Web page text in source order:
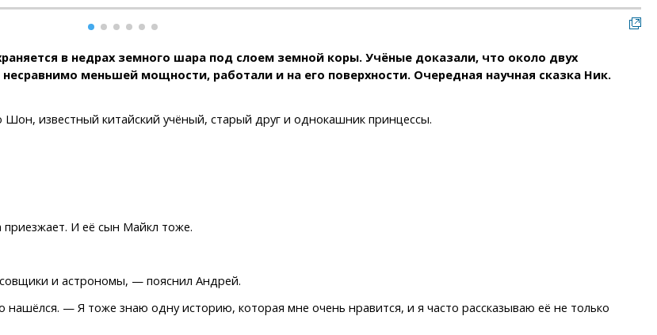
в недрах земного шара под слоем земной коры. Учёные доказали, что около двух
меньшей мощности, работали и на его поверхности. Очередная научная сказка Ник.
известный китайский учёный, старый друг и однокашник принцессы.
приезжает. И её сын Майкл тоже.
и астрономы, — пояснил Андрей.
— Я тоже знаю одну историю, которая мне очень нравится, и я часто рассказываю её не только